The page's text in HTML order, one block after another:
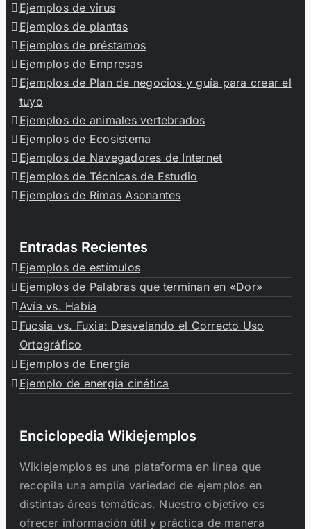
Ejemplos de virus
Ejemplos de plantas
Ejemplos de préstamos
Ejemplos de Empresas
Ejemplos de Plan de negocios y guía para crear el
tuyo
Ejemplos de animales vertebrados
Ejemplos de Ecosistema
Ejemplos de Navegadores de Internet
Ejemplos de Técnicas de Estudio
Ejemplos de Rimas Asonantes
Entradas Recientes
Ejemplos de estímulos
Ejemplos de Palabras que terminan en «Dor»
Avía vs. Había
Fucsia vs. Fuxia: Desvelando el Correcto Uso
Ortográfico
Ejemplos de Energía
Ejemplo de energía cinética
Enciclopedia Wikiejemplos
Wikiejemplos es una plataforma en línea que
recopila una amplia variedad de ejemplos en
distintas áreas temáticas. Nuestro objetivo es
ofrecer información útil y práctica de manera